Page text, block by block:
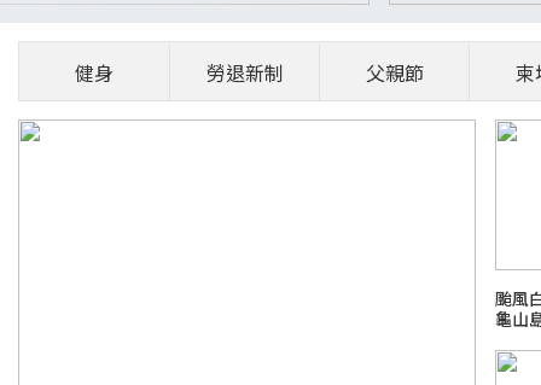
健身 勞退新制 父親節 柬
颱風
龜山